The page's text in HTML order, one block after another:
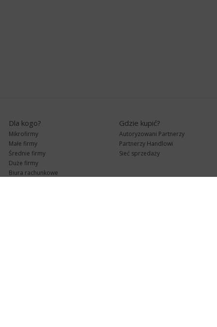
Dla kogo?
Mikrofirmy
Małe firmy
Średnie firmy
Duże firmy
Biura rachunkowe
Gdzie kupić?
Autoryzowani Partnerzy
Partnerzy Handlowi
Sieć sprzedaży